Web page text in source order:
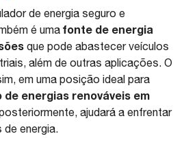
de energia seguro e
é uma fonte de energia
que pode abastecer veículos
além de outras aplicações. O
em uma posição ideal para
energias renováveis em
ajudará a enfrentar
energia.